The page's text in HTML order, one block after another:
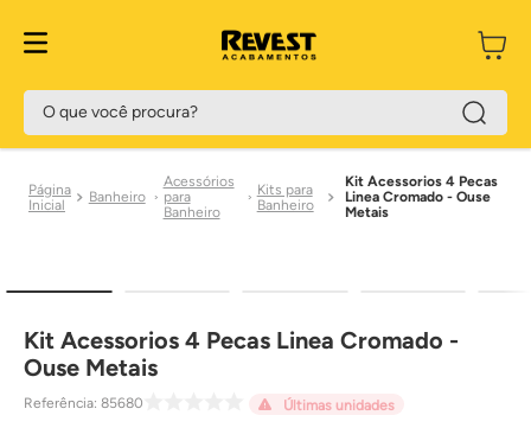
O que você procura?
Banheiro
Acessórios
para
Banheiro
Kits para
Banheiro
Kit Acessorios 4 Pecas
Linea Cromado - Ouse
Metais
Kit Acessorios 4 Pecas Linea Cromado -
Ouse Metais
Referência: 85680 Últimas unidades